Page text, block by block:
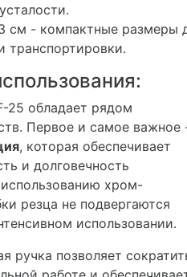
см - компактные размеры
транспортировки.
25 обладает рядом
Первое и самое важное
, которая обеспечивает
и долговечность
хром-
резца не подвергаются
использовании.
ручка позволяет